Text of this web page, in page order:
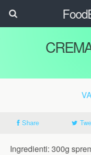
Share
Ingredienti: 300g